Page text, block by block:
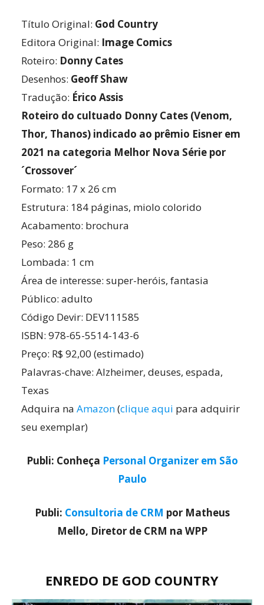
Título Original: God Country
Editora Original: Image Comics
Roteiro: Donny Cates
Desenhos: Geoff Shaw
Tradução: Érico Assis
Roteiro do cultuado Donny Cates (Venom,
Thor, Thanos) indicado ao prêmio Eisner em
2021 na categoria Melhor Nova Série por
´Crossover´
Formato: 17 x 26 cm
Estrutura: 184 páginas, miolo colorido
Acabamento: brochura
Peso: 286 g
Lombada: 1 cm
Área de interesse: super-heróis, fantasia
Público: adulto
Código Devir: DEV111585
ISBN: 978-65-5514-143-6
Preço: R$ 92,00 (estimado)
Palavras-chave: Alzheimer, deuses, espada,
Texas
Adquira na Amazon(clique aqui para adquirir
seu exemplar)
Publi: Conheça Personal Organizer em São
Paulo
Publi: Consultoria de CRM por Matheus
Mello, Diretor de CRM na WPP
ENREDO DE GOD COUNTRY